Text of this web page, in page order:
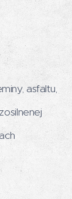
asfaltu,